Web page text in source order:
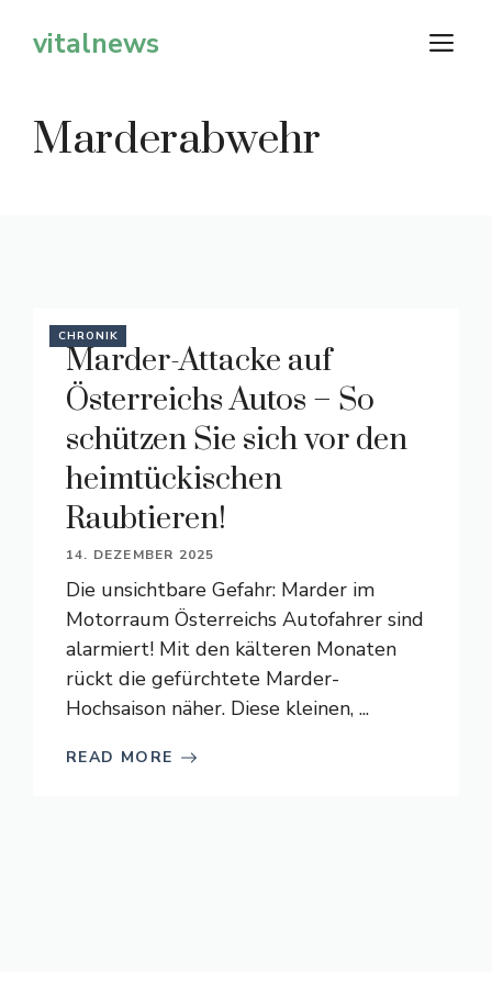
Inhaltvitalnews
Marderabwehr
CHRONIK
Marder-Attacke auf
Österreichs Autos – So
schützen Sie sich vor den
heimtückischen
Raubtieren!
14. DEZEMBER 2025
Die unsichtbare Gefahr: Marder im
Motorraum Österreichs Autofahrer sind
alarmiert! Mit den kälteren Monaten
rückt die gefürchtete Marder-
Hochsaison näher. Diese kleinen, ...
READ MORE